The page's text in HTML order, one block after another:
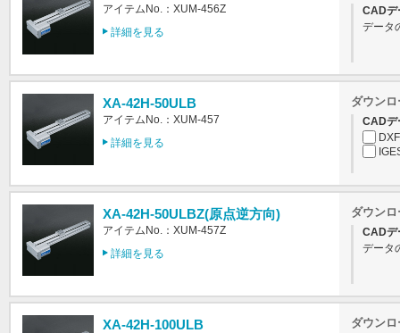
アイテムNo.：XUM-456Z
詳細を見る
CADデ
データ
XA-42H-50ULB
アイテムNo.：XUM-457
詳細を見る
ダウンロ
CADデ
XA-42H-50ULBZ(原点逆方向)
アイテムNo.：XUM-457Z
詳細を見る
ダウンロ
CADデ
データ
XA-42H-100ULB ダウンロ